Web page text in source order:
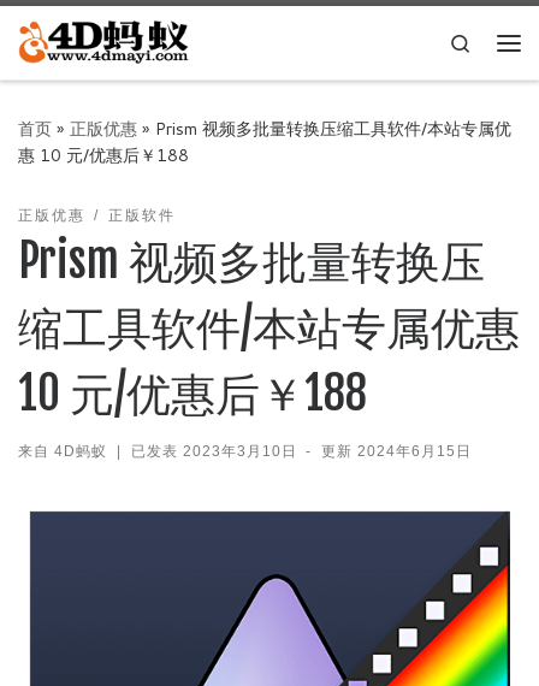
Skip to content
Search
首页» 正版优惠» Prism 视频多批量转换压缩工具软件/本站专属优
惠 10 元/优惠后￥188
正版优惠 正版软件
Prism 视频多批量转换压
缩工具软件/本站专属优惠
10 元/优惠后￥188
来自 4D蚂蚁 | 已发表 2023年3月10日 - 更新2024年6月15日